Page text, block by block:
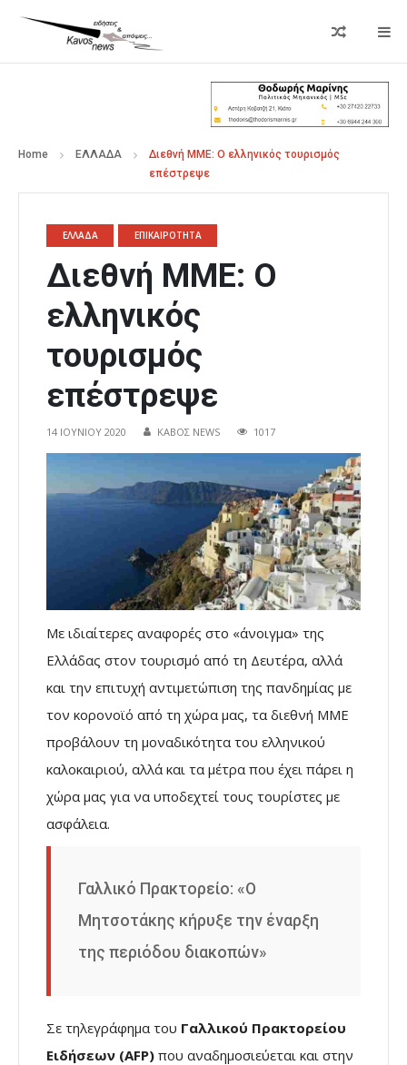
Home ΕΛΛΑΔΑ
Διεθνή ΜΜΕ: Ο ελληνικός τουρισμός
επέστρεψε
ΕΛΛΑΔΑ ΕΠΙΚΑΙΡΟΤΗΤΑ
Διεθνή ΜΜΕ: Ο
ελληνικός
τουρισμός
επέστρεψε
14 ΙΟΥΝΊΟΥ 2020 ΚΑΒΟΣ NEWS 1017
Με ιδιαίτερες αναφορές στο «άνοιγμα» της
Ελλάδας στον τουρισμό από τη Δευτέρα, αλλά
και την επιτυχή αντιμετώπιση της πανδημίας με
τον κορονοϊό από τη χώρα μας, τα διεθνή ΜΜΕ
προβάλουν τη μοναδικότητα του ελληνικού
καλοκαιριού, αλλά και τα μέτρα που έχει πάρει η
χώρα μας για να υποδεχτεί τους τουρίστες με
ασφάλεια.
Γαλλικό Πρακτορείο: «O
Μητσοτάκης κήρυξε την έναρξη
της περιόδου διακοπών»
Σε τηλεγράφημα του Γαλλικού Πρακτορείου
Ειδήσεων (AFP) που αναδημοσιεύεται και στην